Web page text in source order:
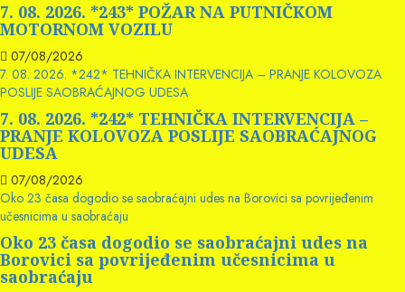
7. 08. 2026. *243* POŽAR NA PUTNIČKOM
MOTORNOM VOZILU
07/08/2026
7. 08. 2026. *242* TEHNIČKA INTERVENCIJA – PRANJE KOLOVOZA
POSLIJE SAOBRAĆAJNOG UDESA
7. 08. 2026. *242* TEHNIČKA INTERVENCIJA –
PRANJE KOLOVOZA POSLIJE SAOBRAĆAJNOG
UDESA
07/08/2026
Oko 23 časa dogodio se saobraćajni udes na Borovici sa povrijeđenim
učesnicima u saobraćaju
Oko 23 časa dogodio se saobraćajni udes na
Borovici sa povrijeđenim učesnicima u
saobraćaju